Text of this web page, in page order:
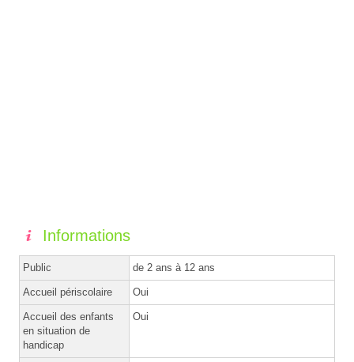
Informations
Public de 2 ans à 12 ans
Accueil périscolaire Oui
Accueil des enfants
en situation de
handicap
Oui